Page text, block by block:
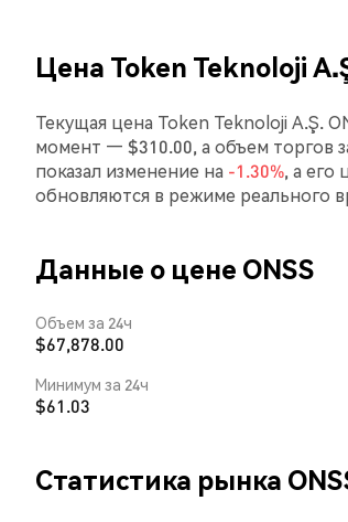
Цена Token Teknoloji
Текущая цена Token Teknoloji A.Ş.
момент — $310.00, а объем торгов
показал изменение на -1.30%, а его
обновляются в режиме реального
Данные о цене ONSS
Объем за 24ч
$67,878.00
Минимум за 24ч
$61.03
Статистика рынка